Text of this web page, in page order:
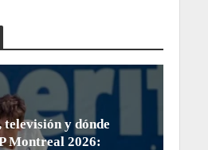
y dónde
Montreal 2026: